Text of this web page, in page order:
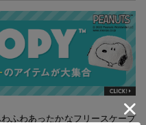
ふわあったかなフリースケープ